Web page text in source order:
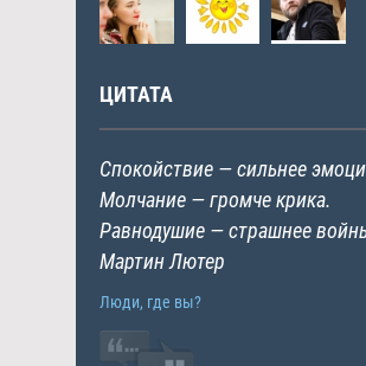
ЦИТАТА
Cпокойствие — сильнее
Молчание — громче крика.
Равнодушие — страшнее
Мартин Лютер
Люди, где вы?